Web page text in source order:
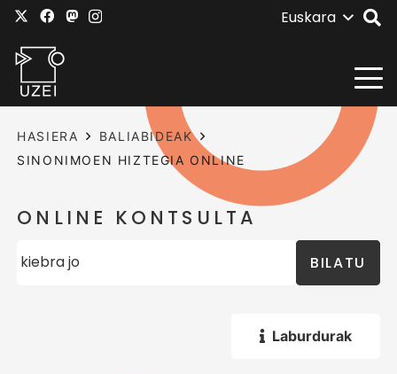
Euskara
HASIERA
BALIABIDEAK
SINONIMOEN HIZTEGIA ONLINE
ONLINE KONTSULTA
BILATU
Laburdurak